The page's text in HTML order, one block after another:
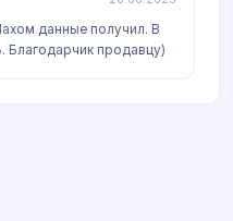
данные получил. В
продавцу)